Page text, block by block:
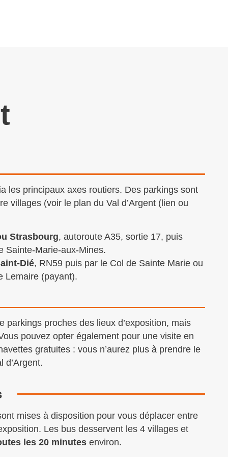
les principaux axes routiers. Des parkings sont
villages (voir le plan du Val d’Argent (lien ou
Strasbourg, autoroute A35, sortie 17, puis
Sainte-Marie-aux-Mines.
Dié, RN59 puis par le Col de Sainte Marie ou
Lemaire (payant).
parkings proches des lieux d’exposition, mais
pouvez opter également pour une visite en
gratuites : vous n’aurez plus à prendre le
d’Argent.
mises à disposition pour vous déplacer entre
Les bus desservent les 4 villages et
les 20 minutes environ.